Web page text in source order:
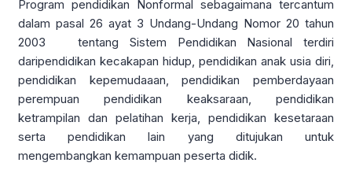
Program pendidikan Nonformal sebagaimana tercantum
dalam pasal 26 ayat 3 Undang-Undang Nomor 20 tahun
2003 tentang Sistem Pendidikan Nasional terdiri
daripendidikan kecakapan hidup, pendidikan anak usia diri,
pendidikan kepemudaaan, pendidikan pemberdayaan
perempuan pendidikan keaksaraan, pendidikan
ketrampilan dan pelatihan kerja, pendidikan kesetaraan
serta pendidikan lain yang ditujukan untuk
mengembangkan kemampuan peserta didik.